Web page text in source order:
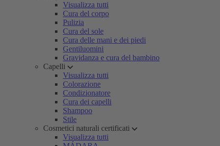
Visualizza tutti
Cura del corpo
Pulizia
Cura del sole
Cura delle mani e dei piedi
Gentiluomini
Gravidanza e cura del bambino
Capelli
Visualizza tutti
Colorazione
Condizionatore
Cura dei capelli
Shampoo
Stile
Cosmetici naturali certificati
Visualizza tutti